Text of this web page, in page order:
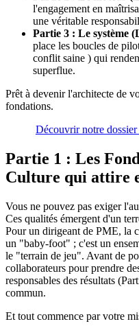
l'engagement en
une véritable
Partie 3 : Le système
place les boucles de
conflit saine ) qui
superflue.
Prêt à devenir l'architecte de
fondations.
Découvrir notre
Partie 1 : Les
Culture qui attire
Vous ne pouvez pas exiger
Ces qualités émergent d'un
Pour un dirigeant de PME, la
un "baby-foot" ; c'est un
le "terrain de jeu". Avant de
collaborateurs pour prendre
responsables des résultats
commun.
Et tout commence par votre